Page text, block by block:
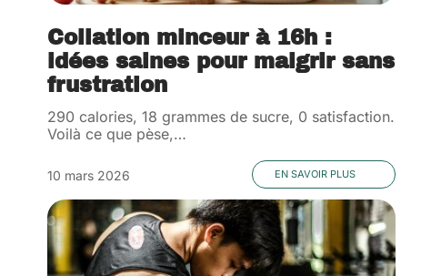
Collation minceur à 16h :
idées saines pour maigrir sans
frustration
290 calories, 18 grammes de sucre, 0 satisfaction.
Voilà ce que pèse,…
10 mars 2026 EN SAVOIR PLUS